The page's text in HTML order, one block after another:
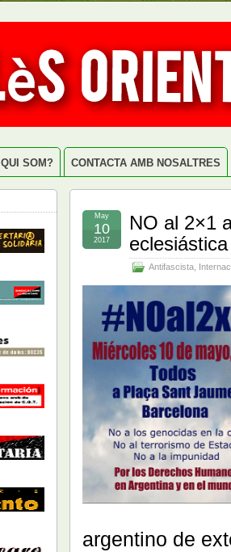
QUI SOM? CONTACTA AMB NOSALTRES
NO al 2×1
Antifascista
May
10
2017
argentino de